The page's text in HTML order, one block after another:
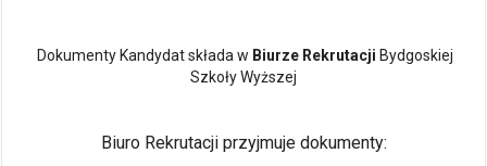
Dokumenty Kandydat składa w Biurze Rekrutacji Bydgoskiej
Szkoły Wyższej
Biuro Rekrutacji przyjmuje dokumenty: